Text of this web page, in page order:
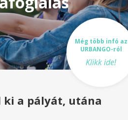
Még több infó az
URBANGO-ról
Klikk ide!
ki a pályát, utána